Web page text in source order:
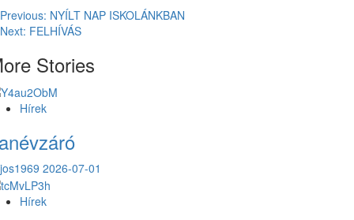
Post
navigation
Previous: NYÍLT NAP ISKOLÁNKBAN
Next: FELHÍVÁS
Stories
Hírek
2026-07-01
Hírek